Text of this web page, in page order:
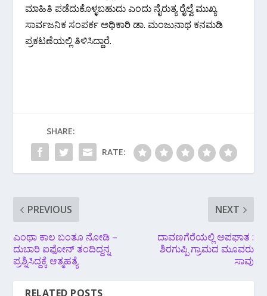
ಮಾಹಿತಿ ಪಡೆದುಕೊಳ್ಳಬಹುದು ಎಂದು ನೈರುತ್ಯ ರೈಲ್ವೆ ಮುಖ್ಯ
ಸಾರ್ವಜನಿಕ ಸಂಪರ್ಕ ಅಧಿಕಾರಿ ಡಾ. ಮಂಜುನಾಥ ‌ಕನಮಡಿ
ಪ್ರಕಟಣೆಯಲ್ಲಿ ತಿಳಿಸಿದ್ದಾರೆ.
SHARE:
RATE:
PREVIOUS
ಎಂಥಾ ಕಾಲ ಬಂತೂ ನೋಡಿ –
ದುಬಾರಿ ಐಫೋನ್ ತಂದಿದ್ದನ್ನ
ಪ್ರಶ್ನಿಸಿದ್ದಕ್ಕೆ ಆತ್ಮಹತ್ಯೆ
NEXT
ದಾವಣಗೆರೆಯಲ್ಲಿ ಅಪಘಾತ :
ಶಿರಗುಪ್ಪಿ ಗ್ರಾಮದ ಮೂವರು
ಸಾವು
RELATED POSTS